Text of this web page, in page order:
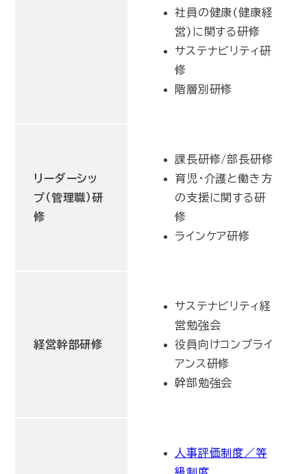
社員の健康(健康経
営)に関する研修
サステナビリティ研
修
階層別研修
リーダーシッ
プ（管理職）研
修
課長研修/部長研修
育児・介護と働き方
の支援に関する研
修
ラインケア研修
経営幹部研修
サステナビリティ経
営勉強会
役員向けコンプライ
アンス研修
幹部勉強会
人事評価制度／等